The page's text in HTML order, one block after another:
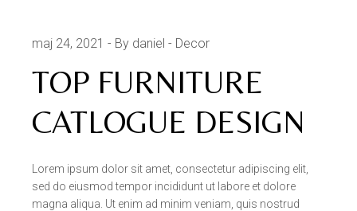
maj 24, 2021 By daniel Decor
TOP FURNITURE
CATLOGUE DESIGN
Lorem ipsum dolor sit amet, consectetur adipiscing elit,
sed do eiusmod tempor incididunt ut labore et dolore
magna aliqua. Ut enim ad minim veniam, quis nostrud